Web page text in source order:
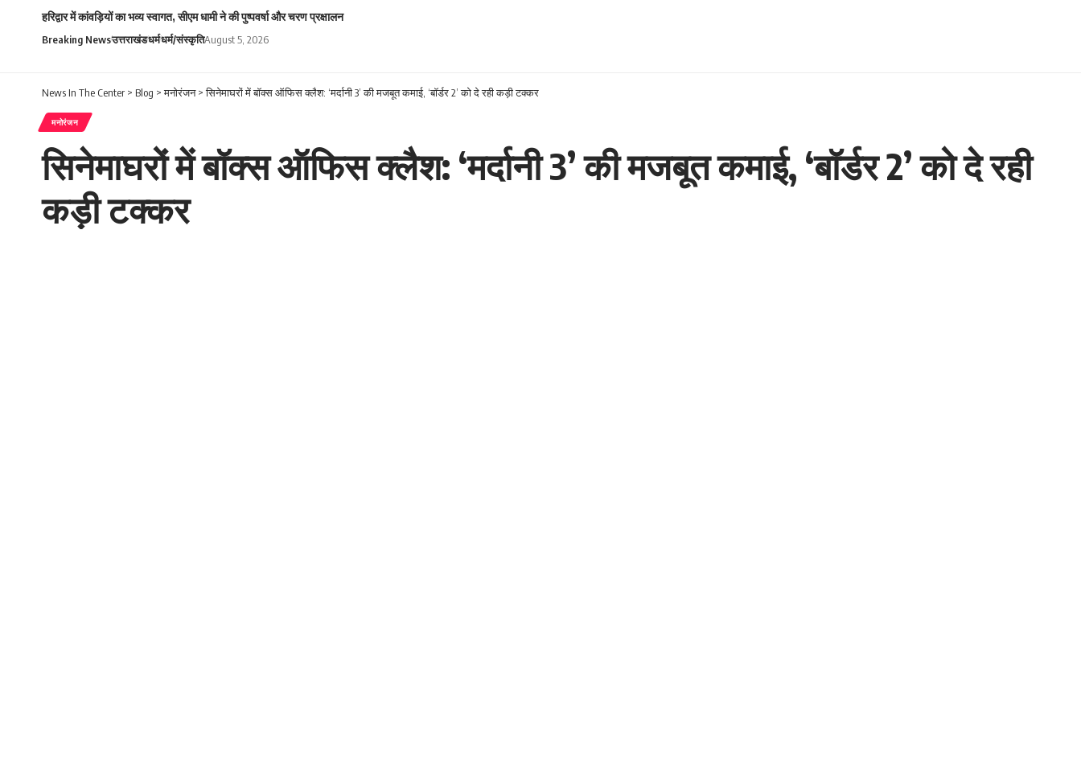
हरिद्वार में कांवड़ियों का भव्य स्वागत, सीएम धामी ने की पुष्पवर्षा और चरण प्रक्षालन
Breaking Newsउत्तराखंडधर्मधर्म/संस्कृतिAugust 5, 2026
News In The Center > Blog >मनोरंजन>सिनेमाघरों में बॉक्स ऑफिस क्लैश: ‘मर्दानी 3’ की मजबूत कमाई, ‘बॉर्डर 2’ को दे रही कड़ी टक्कर
मनोरंजन
सिनेमाघरों में बॉक्स ऑफिस क्लैश: ‘मर्दानी 3’ की मजबूत कमाई, ‘बॉर्डर 2’ को दे रही
कड़ी टक्कर